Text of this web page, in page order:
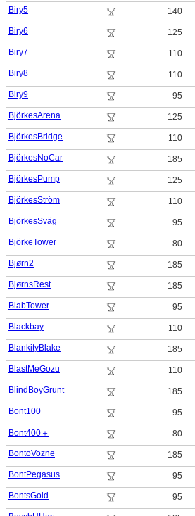
Biry5
140
Biry6
125
Biry7
110
Biry8
110
Biry9
95
BjörkesArena
125
BjörkesBridge
110
BjörkesNoCar
185
BjörkesPump
125
BjörkesStröm
110
BjörkesSväg
95
BjörkeTower
80
Bjørn2
185
BjørnsRest
185
BlabTower
95
Blackbay
110
BlankityBlake
185
BlastMeGozu
110
BlindBoyGrunt
185
Bont100
95
Bont400＋ 80
BontoVozne
185
BontPegasus
95
BontsGold
95